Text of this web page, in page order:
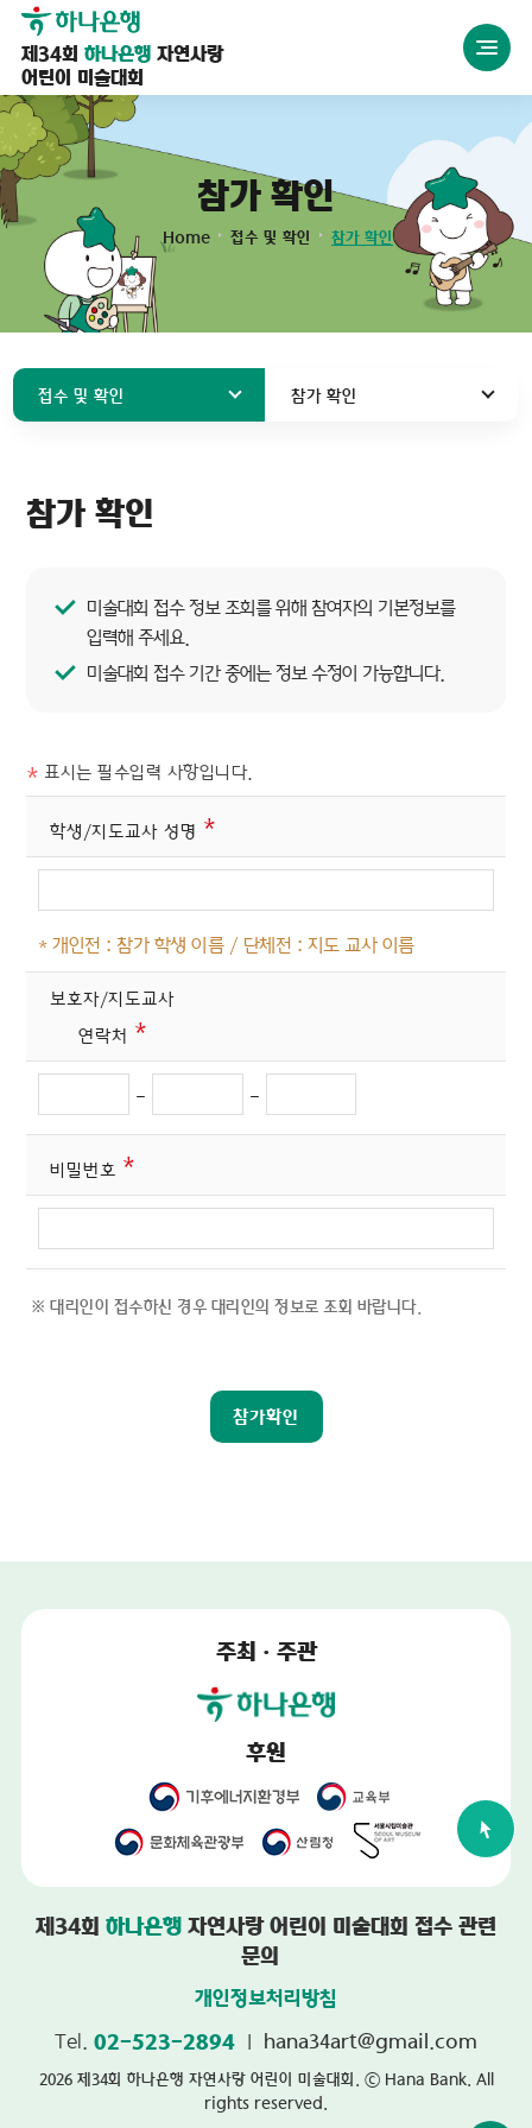
제34회 하나은행자연사랑
어린이 미술대회
참가 확인
Home 접수 및 확인 참가 확인
접수 및 확인 참가 확인
참가 확인
미술대회 접수 정보 조회를 위해 참여자의 기본정보를
입력해 주세요.
미술대회 접수 기간 중에는 정보 수정이 가능합니다.
* 표시는 필수입력 사항입니다.
학생/지도교사 성명 *
개인전 : 참가 학생 이름 / 단체전 : 지도 교사 이름
보호자/지도교사
연락처 *
- -
비밀번호 *
대리인이 접수하신 경우 대리인의 정보로 조회 바랍니다.
주최 · 주관
후원
제34회 하나은행 자연사랑 어린이 미술대회 접수 관련
문의
개인정보처리방침
Tel. 02-523-2894 ㅣ hana34art@gmail.com
2026 제34회 하나은행 자연사랑 어린이 미술대회. ⓒ Hana Bank. All
rights reserved.